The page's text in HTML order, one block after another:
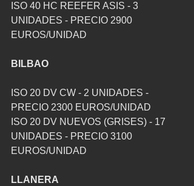
ISO 40 HC REEFER ASIS - 3
UNIDADES - PRECIO 2900
EUROS/UNIDAD
BILBAO
ISO 20 DV CW - 2 UNIDADES -
PRECIO 2300 EUROS/UNIDAD
ISO 20 DV NUEVOS (GRISES) - 17
UNIDADES - PRECIO 3100
EUROS/UNIDAD
LLANERA